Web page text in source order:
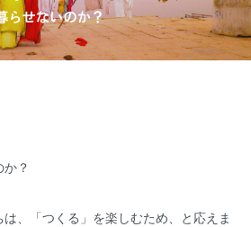
？
、「つくる」を楽しむため、と応えま